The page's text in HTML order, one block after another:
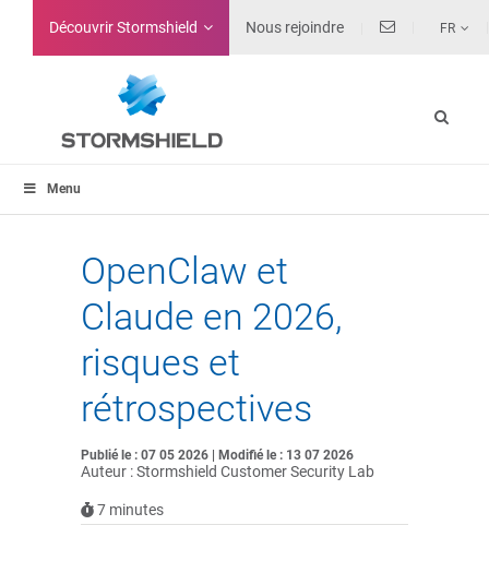
Découvrir Stormshield Nous rejoindre FR
Menu
OpenClaw et
Claude en 2026,
risques et
rétrospectives
Publié le : 07 05 2026 | Modifié le : 13 07 2026
Auteur : Stormshield Customer Security Lab
7 minutes